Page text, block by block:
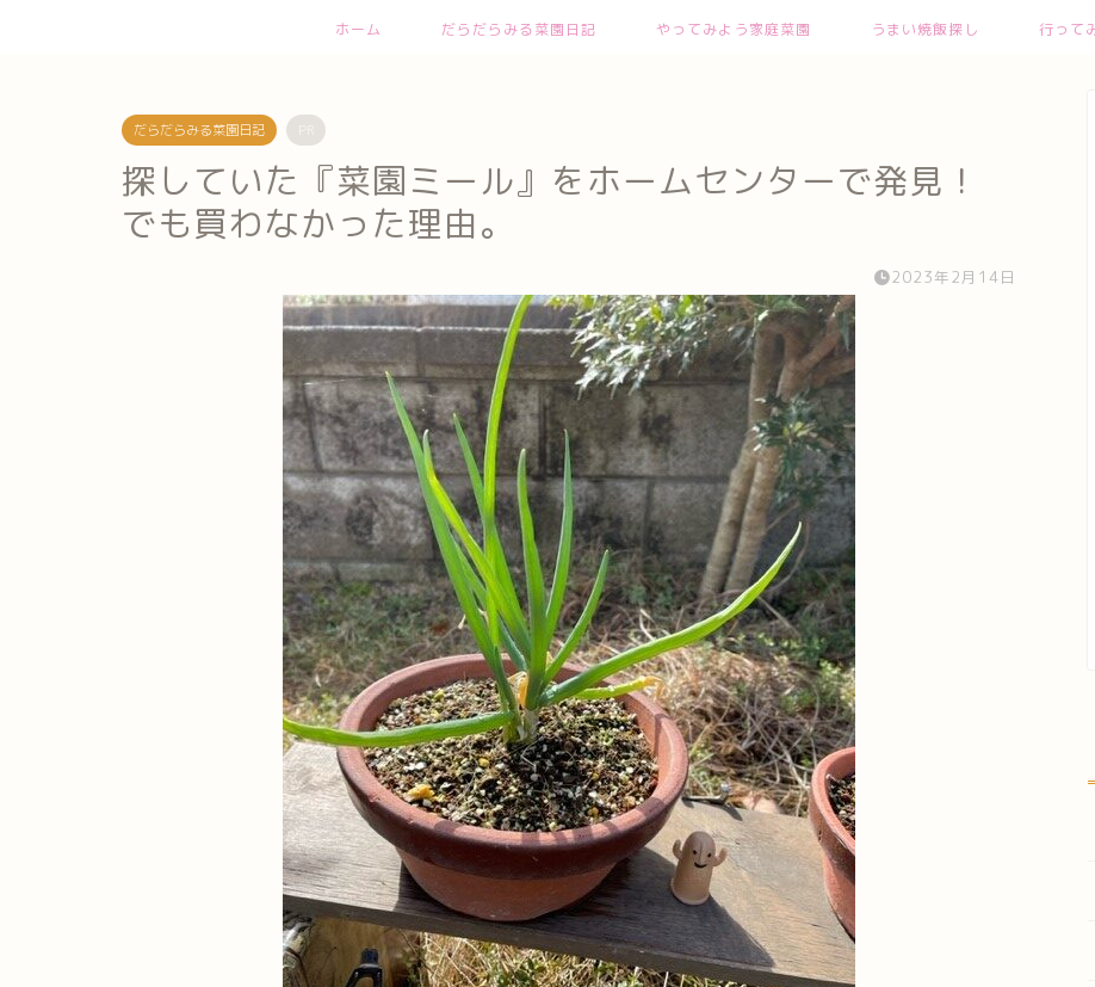
ホーム だらだらみる菜園日記 やってみよう家庭菜園 うまい焼飯探し 行って
だらだらみる菜園日記
探していた『菜園ミール』をホームセンターで発見！
でも買わなかった理由。
2023年2月14日